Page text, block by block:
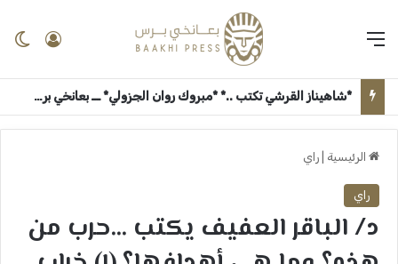
*شاهيناز القرشي تكتب ..* *مبروك روان الجزولي* ــ بعانخي برس
الرئيسية راي
راي
د/ الباقر العفيف يكتب …حرب من